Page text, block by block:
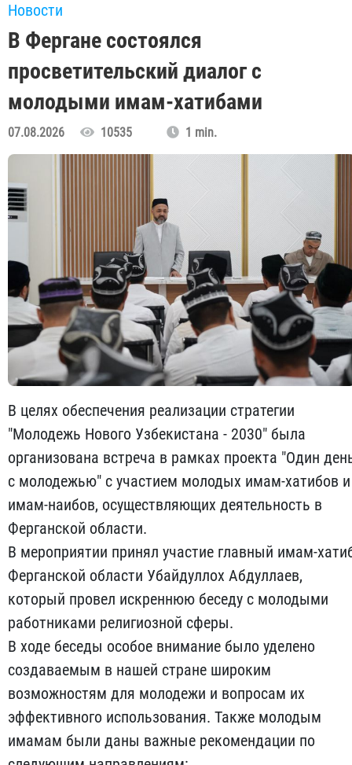
Новости
В Фергане состоялся
просветительский диалог с
молодыми имам-хатибами
07.08.2026 10535 1 min.
В целях обеспечения реализации стратегии
"Молодежь Нового Узбекистана - 2030" была
организована встреча в рамках проекта "Один
с молодежью" с участием молодых имам-хатибов и
имам-наибов, осуществляющих деятельность в
Ферганской области.
В мероприятии принял участие главный имам-
Ферганской области Убайдуллох Абдуллаев,
который провел искреннюю беседу с молодыми
работниками религиозной сферы.
В ходе беседы особое внимание было уделено
создаваемым в нашей стране широким
возможностям для молодежи и вопросам их
эффективного использования. Также молодым
имамам были даны важные рекомендации по